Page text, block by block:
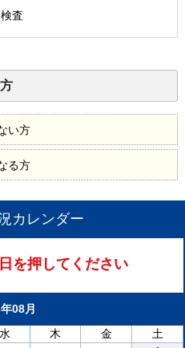
査
い方
る方
カレンダー
を押してください
08月
水 木 金
土